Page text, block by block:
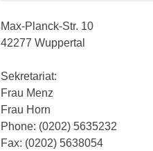
Max-Planck-Str. 10
42277 Wuppertal
Sekretariat:
Frau Menz
Frau Horn
Phone: (0202) 5635232
Fax: (0202) 5638054